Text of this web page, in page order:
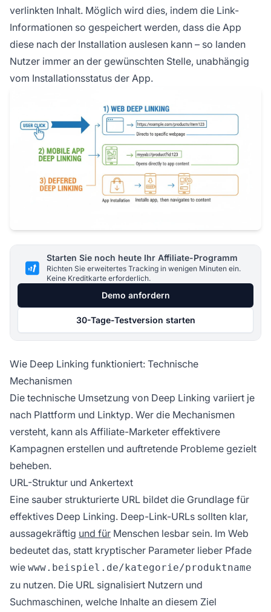
verlinkten Inhalt. Möglich wird dies, indem die Link-
Informationen so gespeichert werden, dass die App
diese nach der Installation auslesen kann – so landen
Nutzer immer an der gewünschten Stelle, unabhängig
vom Installationsstatus der App.
Starten Sie noch heute Ihr Affiliate-Programm
Richten Sie erweitertes Tracking in wenigen Minuten ein.
Keine Kreditkarte erforderlich.
Demo anfordern
30-Tage-Testversion starten
Wie Deep Linking funktioniert: Technische
Mechanismen
Die technische Umsetzung von Deep Linking variiert je
nach Plattform und Linktyp. Wer die Mechanismen
versteht, kann als Affiliate-Marketer effektivere
Kampagnen erstellen und auftretende Probleme gezielt
beheben.
URL-Struktur und Ankertext
Eine sauber strukturierte URL bildet die Grundlage für
effektives Deep Linking. Deep-Link-URLs sollten klar,
aussagekräftig und für Menschen lesbar sein. Im Web
bedeutet das, statt kryptischer Parameter lieber Pfade
wie www.beispiel.de/kategorie/produktname
zu nutzen. Die URL signalisiert Nutzern und
Suchmaschinen, welche Inhalte an diesem Ziel